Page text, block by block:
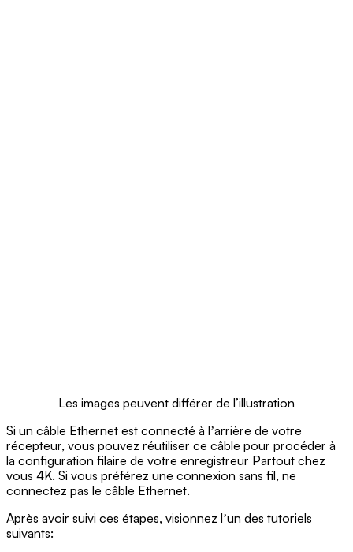
Les images peuvent différer de l’illustration
Si un câble Ethernet est connecté à lʼarrière de votre
récepteur, vous pouvez réutiliser ce câble pour procéder à
la configuration filaire de votre enregistreur Partout chez
vous 4K. Si vous préférez une connexion sans fil, ne
connectez pas le câble Ethernet.
Après avoir suivi ces étapes, visionnez lʼun des tutoriels
suivants: